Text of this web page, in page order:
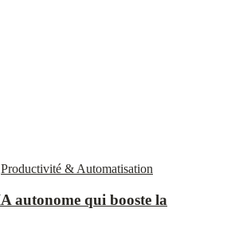
Productivité & Automatisation
autonome qui booste la